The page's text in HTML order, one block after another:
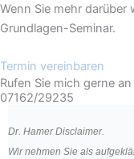
Wenn Sie mehr
Grundlagen-Seminar.
Termin vereinbaren
Rufen Sie mich gerne
07162/29235
Dr. Hamer Disclaimer.
Wir nehmen Sie als